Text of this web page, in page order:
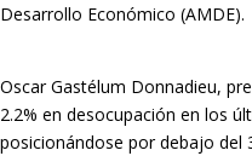
Desarrollo Económico (AMDE).
Oscar Gastélum Donnadieu,
2.2% en desocupación en los
posicionándose por debajo del